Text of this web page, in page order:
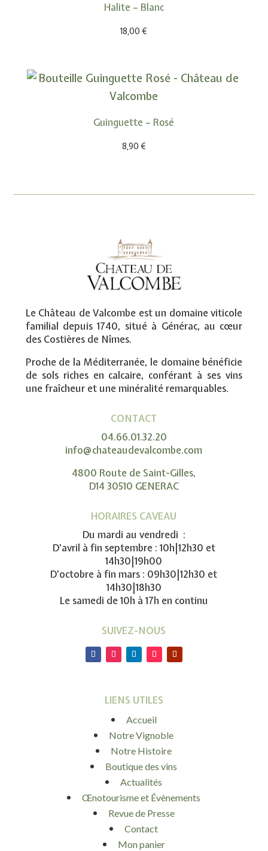
Halite – Blanc
18,00€
Guinguette – Rosé
8,90€
Le Château de Valcombe est un domaine viticole
familial depuis 1740, situé à Générac, au cœur
des Costières de Nîmes.
Proche de la Méditerranée, le domaine bénéficie
de sols riches en calcaire, conférant à ses vins
une fraîcheur et une minéralité remarquables.
CONTACT
04.66.01.32.20
info@chateaudevalcombe.com
4800 Route de Saint-Gilles,
D14 30510 GENERAC
HORAIRES CAVEAU
Du mardi au vendredi :
D’avril à fin septembre : 10h|12h30 et
14h30|19h00
D’octobre à fin mars : 09h30|12h30 et
14h30|18h30
Le samedi de 10h à 17h en continu
SUIVEZ-NOUS
LIENS UTILES
Accueil
Notre Vignoble
Notre Histoire
Boutique des vins
Actualités
Œnotourisme et Évènements
Revue de Presse
Contact
Mon panier